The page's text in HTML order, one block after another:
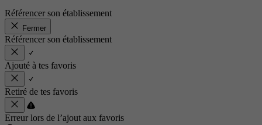
Référencer son établissement
Fermer
Référencer son établissement
Ajouté à tes favoris
Retiré de tes favoris
Erreur lors de l’ajout aux favoris